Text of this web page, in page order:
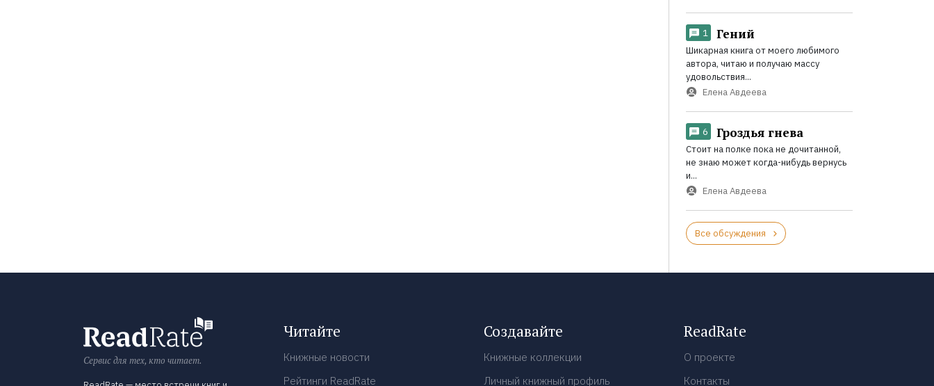
1 Гений
Шикарная книга от моего любимого
автора, читаю и получаю массу
удовольствия...
Елена Авдеева
6 Гроздья гнева
Стоит на полке пока не дочитанной,
не знаю может когда-нибудь вернусь
и...
Елена Авдеева
Все обсуждения
Сервис для тех, кто читает.
Читайте
Книжные новости
Рейтинги ReadRate
Создавайте
Книжные коллекции
Личный книжный профиль
ReadRate
О проекте
Контакты